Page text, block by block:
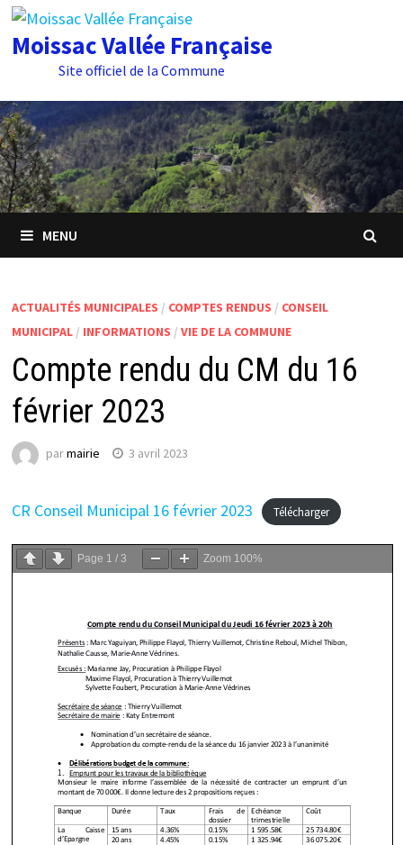
Passer
au
contenu
Moissac Vallée Française
Site officiel de la Commune
MENU
ACTUALITÉS MUNICIPALES / COMPTES RENDUS / CONSEIL
MUNICIPAL/ INFORMATIONS / VIE DE LA COMMUNE
Compte rendu du CM du 16
février 2023
parmairie 3 avril 2023
CR Conseil Municipal 16 février 2023 Télécharger
Page 1 / 3 Zoom 100%